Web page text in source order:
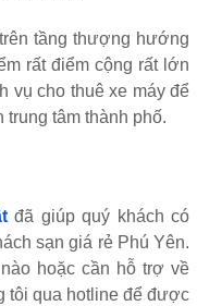
tầng thượng hướng
rất điểm cộng rất lớn
vụ cho thuê xe máy để
trung tâm thành phố.
đã giúp quý khách có
sạn giá rẻ Phú Yên.
hoặc cần hỗ trợ về
tôi qua hotline để được